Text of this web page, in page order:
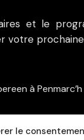
le
et le
votre
à Penmarc’h